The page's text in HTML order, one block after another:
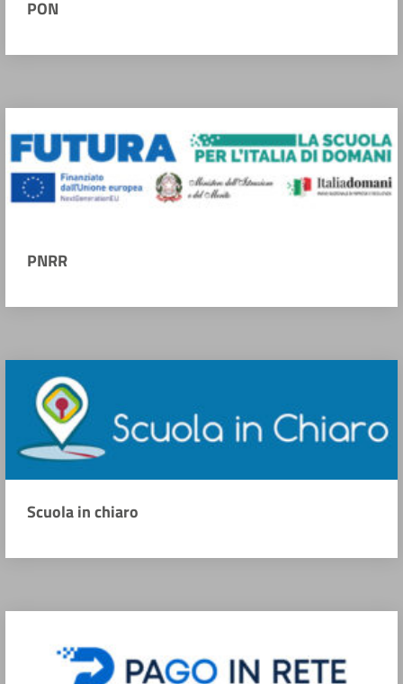
PON
PNRR
Scuola in chiaro